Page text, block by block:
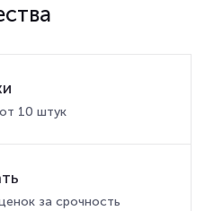
10 штук
за срочность